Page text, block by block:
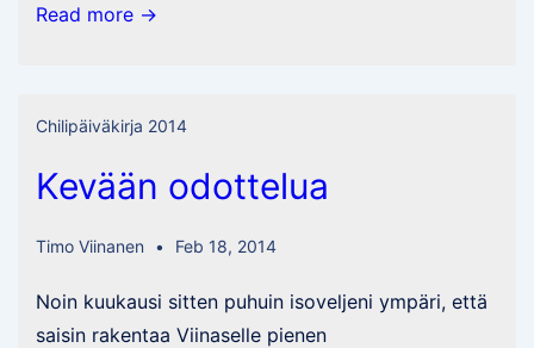
Ensimmäinen
Read more →
Chilipäiväkirja 2014
Kevään odottelua
Timo Viinanen Feb 18, 2014
Noin kuukausi sitten puhuin isoveljeni ympäri, että
saisin rakentaa Viinaselle pienen